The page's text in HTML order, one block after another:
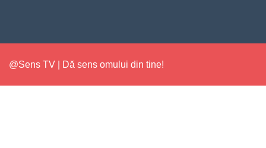
@Sens TV | Dă sens omului din tine!